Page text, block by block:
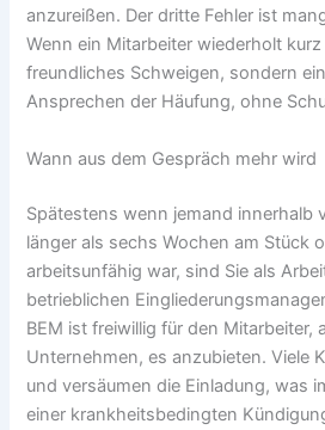
anzureißen. Der dritte Fehler ist
Wenn ein Mitarbeiter wiederholt
freundliches Schweigen, sondern
Ansprechen der Häufung, ohne
Wann aus dem Gespräch mehr wird
Spätestens wenn jemand innerhalb
länger als sechs Wochen am Stück
arbeitsunfähig war, sind Sie als
betrieblichen
BEM ist freiwillig für den Mitarbeiter,
Unternehmen, es anzubieten. Viele
und versäumen die Einladung, was
einer krankheitsbedingten